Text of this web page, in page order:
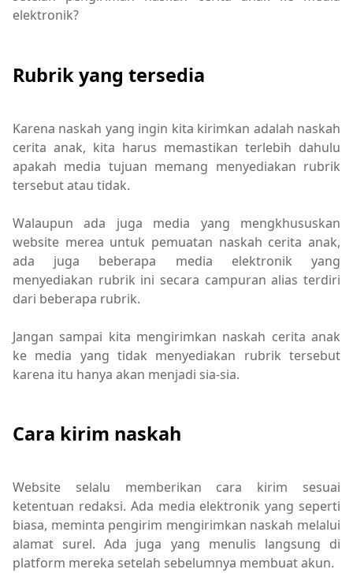
elektronik?
Rubrik yang tersedia
Karena naskah yang ingin kita kirimkan adalah naskah
cerita anak, kita harus memastikan terlebih dahulu
apakah media tujuan memang menyediakan rubrik
tersebut atau tidak.
Walaupun ada juga media yang mengkhususkan
website merea untuk pemuatan naskah cerita anak,
ada juga beberapa media elektronik yang
menyediakan rubrik ini secara campuran alias terdiri
dari beberapa rubrik.
Jangan sampai kita mengirimkan naskah cerita anak
ke media yang tidak menyediakan rubrik tersebut
karena itu hanya akan menjadi sia-sia.
Cara kirim naskah
Website selalu memberikan cara kirim sesuai
ketentuan redaksi. Ada media elektronik yang seperti
biasa, meminta pengirim mengirimkan naskah melalui
alamat surel. Ada juga yang menulis langsung di
platform mereka setelah sebelumnya membuat akun.